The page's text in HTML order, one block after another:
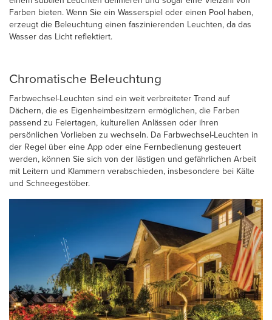
Farben bieten. Wenn Sie ein Wasserspiel oder einen Pool haben,
erzeugt die Beleuchtung einen faszinierenden Leuchten, da das
Wasser das Licht reflektiert.
Chromatische Beleuchtung
Farbwechsel-Leuchten sind ein weit verbreiteter Trend auf
Dächern, die es Eigenheimbesitzern ermöglichen, die Farben
passend zu Feiertagen, kulturellen Anlässen oder ihren
persönlichen Vorlieben zu wechseln. Da Farbwechsel-Leuchten in
der Regel über eine App oder eine Fernbedienung gesteuert
werden, können Sie sich von der lästigen und gefährlichen Arbeit
mit Leitern und Klammern verabschieden, insbesondere bei Kälte
und Schneegestöber.